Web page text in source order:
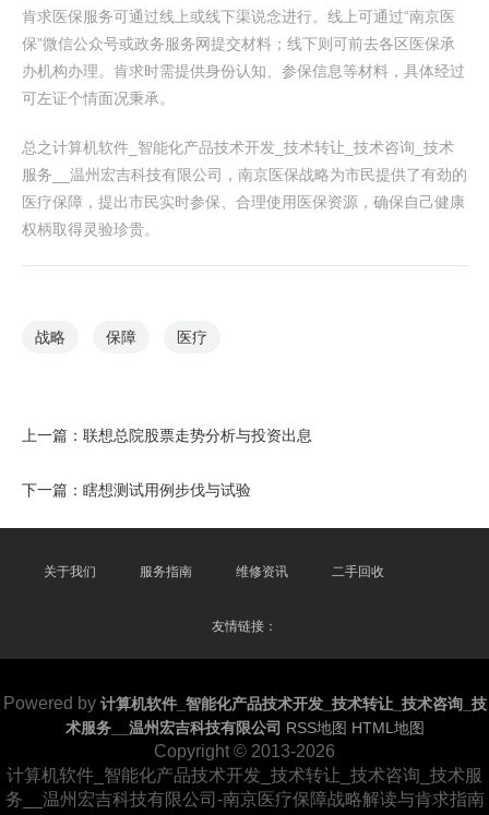
肯求医保服务可通过线上或线下渠说念进行。线上可通过“南京医
保”微信公众号或政务服务网提交材料；线下则可前去各区医保承
办机构办理。肯求时需提供身份认知、参保信息等材料，具体经过
可左证个情面况秉承。
总之计算机软件_智能化产品技术开发_技术转让_技术咨询_技术
服务__温州宏吉科技有限公司，南京医保战略为市民提供了有劲的
医疗保障，提出市民实时参保、合理使用医保资源，确保自己健康
权柄取得灵验珍贵。
战略 保障 医疗
上一篇： 联想总院股票走势分析与投资出息
下一篇： 瞎想测试用例步伐与试验
关于我们 服务指南 维修资讯 二手回收
友情链接：
Powered by 计算机软件_智能化产品技术开发_技术转让_技术咨询_技
术服务__温州宏吉科技有限公司 RSS地图 HTML地图
Copyright © 2013-2026
计算机软件_智能化产品技术开发_技术转让_技术咨询_技术服
务__温州宏吉科技有限公司-南京医疗保障战略解读与肯求指南